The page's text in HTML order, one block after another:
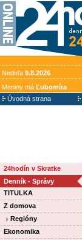
Nedeľa 9.8.2026
Meniny má Ľubomíra
Úvodná strana
24hodín v Skratke
Denník - Správy
TITULKA
Z domova
Regióny
Ekonomika